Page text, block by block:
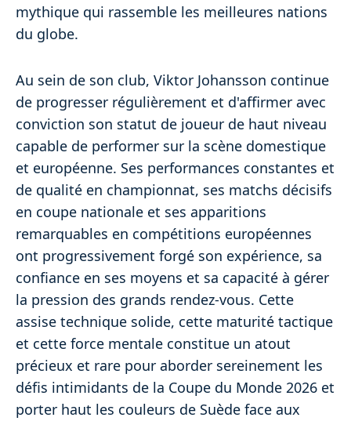
mythique qui rassemble les meilleures nations
du globe.
Au sein de son club, Viktor Johansson continue
de progresser régulièrement et d'affirmer avec
conviction son statut de joueur de haut niveau
capable de performer sur la scène domestique
et européenne. Ses performances constantes et
de qualité en championnat, ses matchs décisifs
en coupe nationale et ses apparitions
remarquables en compétitions européennes
ont progressivement forgé son expérience, sa
confiance en ses moyens et sa capacité à gérer
la pression des grands rendez-vous. Cette
assise technique solide, cette maturité tactique
et cette force mentale constitue un atout
précieux et rare pour aborder sereinement les
défis intimidants de la Coupe du Monde 2026 et
porter haut les couleurs de Suède face aux